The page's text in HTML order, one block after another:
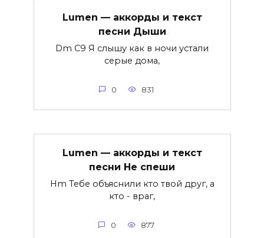
Lumen — аккорды и текст
песни Дыши
Dm C9 Я слышу как в ночи устали
серые дома,
0 831
Lumen — аккорды и текст
песни Не спеши
Hm Тебе объяснили кто твой друг, а
кто - враг,
0 877